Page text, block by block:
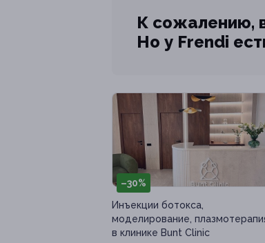
К сожалению,
Но у Frendi
–30%
Инъекции ботокса,
моделирование,
в клинике Bunt Clinic